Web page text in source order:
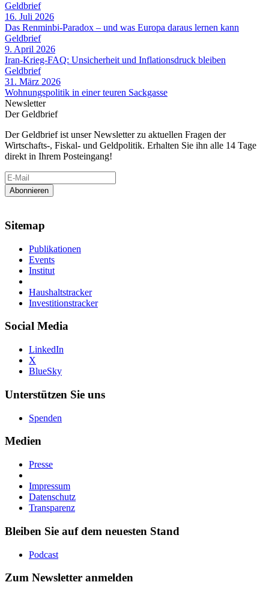
Geldbrief
16. Juli 2026
Das Renminbi-Paradox – und was Europa daraus lernen kann
Geldbrief
9. April 2026
Iran-Krieg-FAQ: Unsicherheit und Inflationsdruck bleiben
Geldbrief
31. März 2026
Wohnungspolitik in einer teuren Sackgasse
Newsletter
Der Geldbrief
Der Geldbrief ist unser Newsletter zu aktuellen Fragen der
Wirtschafts-, Fiskal- und Geldpolitik. Erhalten Sie ihn alle 14 Tage
direkt in Ihrem Posteingang!
Sitemap
Publikationen
Events
Institut
Haushaltstracker
Investitionstracker
Social Media
LinkedIn
X
BlueSky
Unterstützen Sie uns
Spenden
Medien
Presse
Impressum
Datenschutz
Transparenz
Bleiben Sie auf dem neuesten Stand
Podcast
Zum Newsletter anmelden